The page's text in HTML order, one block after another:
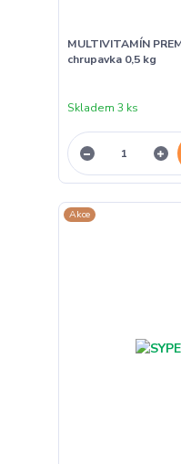
MULTIVITAMÍN
chrupavka 0,5 kg
Skladem 3 ks
Akce